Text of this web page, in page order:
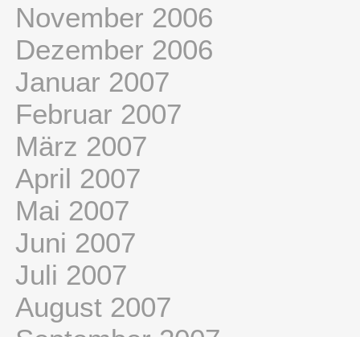
November 2006
Dezember 2006
Januar 2007
Februar 2007
März 2007
April 2007
Mai 2007
Juni 2007
Juli 2007
August 2007